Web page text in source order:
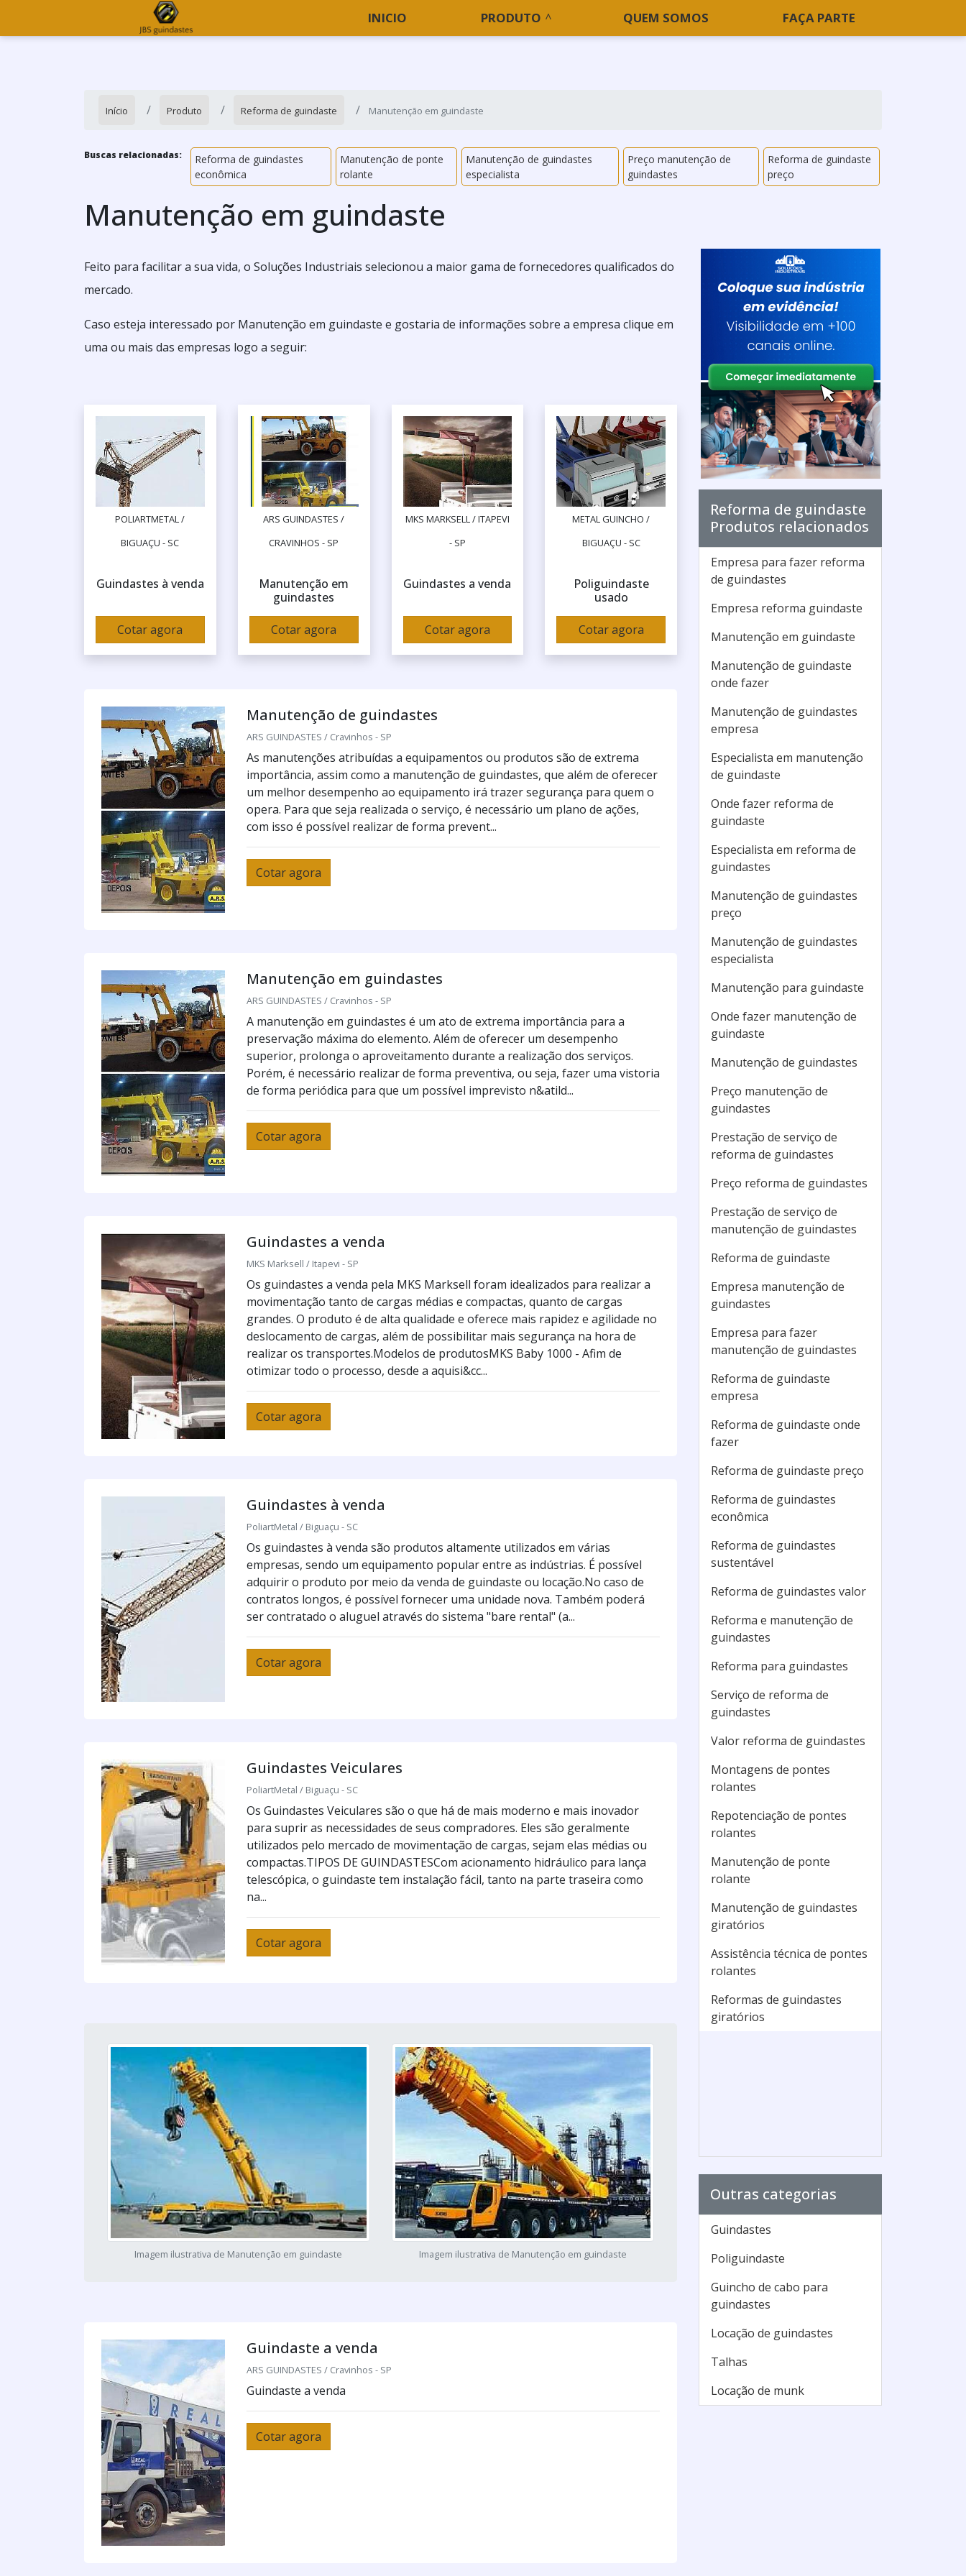
INICIO PRODUTO QUEM SOMOS FAÇA PARTE
Início Produto Reforma de guindaste Manutenção em guindaste
Buscas relacionadas:
Reforma de guindastes
econômica
Manutenção de ponte
rolante
Manutenção de guindastes
especialista
Preço manutenção de
guindastes
Reforma de guindaste
preço
Manutenção em guindaste
Feito para facilitar a sua vida, o Soluções Industriais selecionou a maior gama de fornecedores qualificados do
mercado.
Caso esteja interessado por Manutenção em guindaste e gostaria de informações sobre a empresa clique em
uma ou mais das empresas logo a seguir:
POLIARTMETAL /
BIGUAÇU - SC
Guindastes à venda
Cotar agora
ARS GUINDASTES /
CRAVINHOS - SP
Manutenção em
guindastes
Cotar agora
MKS MARKSELL / ITAPEVI
- SP
Guindastes a venda
Cotar agora
METAL GUINCHO /
BIGUAÇU - SC
Poliguindaste
usado
Cotar agora
Manutenção de guindastes
ARS GUINDASTES / Cravinhos - SP
As manutenções atribuídas a equipamentos ou produtos são de extrema
importância, assim como a manutenção de guindastes, que além de oferecer
um melhor desempenho ao equipamento irá trazer segurança para quem o
opera. Para que seja realizada o serviço, é necessário um plano de ações,
com isso é possível realizar de forma prevent...
Cotar agora
Manutenção em guindastes
ARS GUINDASTES / Cravinhos - SP
A manutenção em guindastes é um ato de extrema importância para a
preservação máxima do elemento. Além de oferecer um desempenho
superior, prolonga o aproveitamento durante a realização dos serviços.
Porém, é necessário realizar de forma preventiva, ou seja, fazer uma vistoria
de forma periódica para que um possível imprevisto n&atild...
Cotar agora
Guindastes a venda
MKS Marksell / Itapevi - SP
Os guindastes a venda pela MKS Marksell foram idealizados para realizar a
movimentação tanto de cargas médias e compactas, quanto de cargas
grandes. O produto é de alta qualidade e oferece mais rapidez e agilidade no
deslocamento de cargas, além de possibilitar mais segurança na hora de
realizar os transportes.Modelos de produtosMKS Baby 1000 - Afim de
otimizar todo o processo, desde a aquisi&cc...
Cotar agora
Guindastes à venda
PoliartMetal / Biguaçu - SC
Os guindastes à venda são produtos altamente utilizados em várias
empresas, sendo um equipamento popular entre as indústrias. É possível
adquirir o produto por meio da venda de guindaste ou locação.No caso de
contratos longos, é possível fornecer uma unidade nova. Também poderá
ser contratado o aluguel através do sistema "bare rental" (a...
Cotar agora
Guindastes Veiculares
PoliartMetal / Biguaçu - SC
Os Guindastes Veiculares são o que há de mais moderno e mais inovador
para suprir as necessidades de seus compradores. Eles são geralmente
utilizados pelo mercado de movimentação de cargas, sejam elas médias ou
compactas.TIPOS DE GUINDASTESCom acionamento hidráulico para lança
telescópica, o guindaste tem instalação fácil, tanto na parte traseira como
na...
Cotar agora
Imagem ilustrativa de Manutenção em guindaste Imagem ilustrativa de Manutenção em guindaste
Guindaste a venda
ARS GUINDASTES / Cravinhos - SP
Guindaste a venda
Cotar agora
Reforma de guindaste
Produtos relacionados
Empresa para fazer reforma
de guindastes
Empresa reforma guindaste
Manutenção em guindaste
Manutenção de guindaste
onde fazer
Manutenção de guindastes
empresa
Especialista em manutenção
de guindaste
Onde fazer reforma de
guindaste
Especialista em reforma de
guindastes
Manutenção de guindastes
preço
Manutenção de guindastes
especialista
Manutenção para guindaste
Onde fazer manutenção de
guindaste
Manutenção de guindastes
Preço manutenção de
guindastes
Prestação de serviço de
reforma de guindastes
Preço reforma de guindastes
Prestação de serviço de
manutenção de guindastes
Reforma de guindaste
Empresa manutenção de
guindastes
Empresa para fazer
manutenção de guindastes
Reforma de guindaste
empresa
Reforma de guindaste onde
fazer
Reforma de guindaste preço
Reforma de guindastes
econômica
Reforma de guindastes
sustentável
Reforma de guindastes valor
Reforma e manutenção de
guindastes
Reforma para guindastes
Serviço de reforma de
guindastes
Valor reforma de guindastes
Montagens de pontes
rolantes
Repotenciação de pontes
rolantes
Manutenção de ponte
rolante
Manutenção de guindastes
giratórios
Assistência técnica de pontes
rolantes
Reformas de guindastes
giratórios
Outras categorias
Guindastes
Poliguindaste
Guincho de cabo para
guindastes
Locação de guindastes
Talhas
Locação de munk